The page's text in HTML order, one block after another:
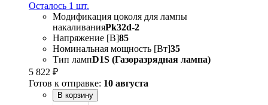
Осталось 1 шт.
Модификация цоколя для лампы
накаливанияPk32d-2
Напряжение [В]85
Номинальная мощность [Вт]35
Тип лампD1S (Газоразрядная лампа)
5 822 ₽
Готов к отправке: 10 августа
В корзину